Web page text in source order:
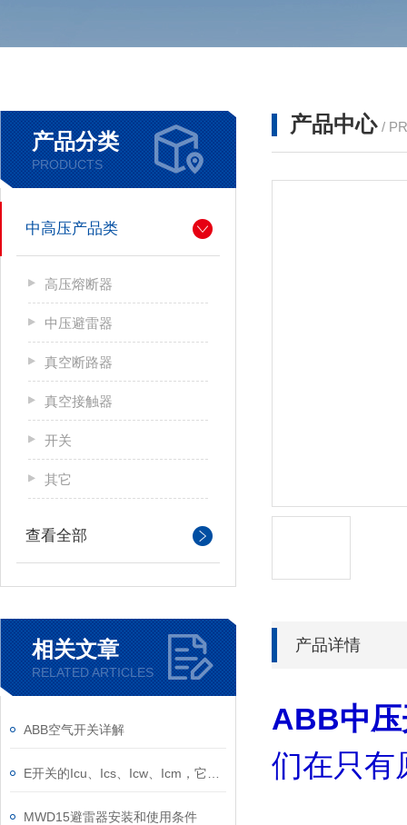
产品分类
PRODUCTS
中高压产品类
高压熔断器
中压避雷器
真空断路器
真空接触器
开关
其它
查看全部
相关文章
RELATED ARTICLES
ABB空气开关详解
MWD15避雷器安装和使用条件
产品中心 /
产品详情
ABB中
们在只